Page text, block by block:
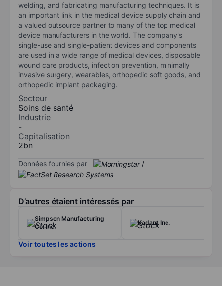
welding, and fabricating manufacturing techniques. It is
an important link in the medical device supply chain and
a valued outsource partner to many of the top medical
device manufacturers in the world. The company's
single-use and single-patient devices and components
are used in a wide range of medical devices, disposable
wound care products, infection prevention, minimally
invasive surgery, wearables, orthopedic soft goods, and
orthopedic implant packaging.
Secteur
Soins de santé
Industrie
-
Capitalisation
2bn
Données fournies par /
D’autres étaient intéressés par
Simpson Manufacturing
Co. Inc.
Kadant Inc.
Voir toutes les actions